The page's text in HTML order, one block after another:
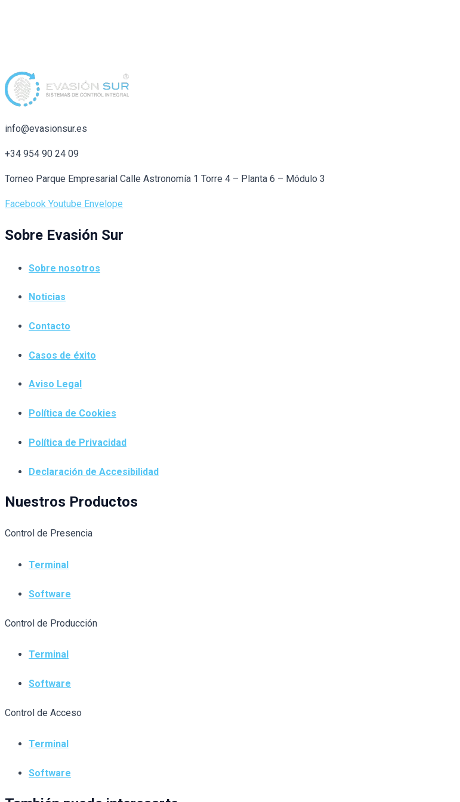
info@evasionsur.es
+34 954 90 24 09
Torneo Parque Empresarial Calle Astronomía 1 Torre 4 – Planta 6 – Módulo 3
Facebook Youtube Envelope
Sobre Evasión Sur
Sobre nosotros
Noticias
Contacto
Casos de éxito
Aviso Legal
Política de Cookies
Política de Privacidad
Declaración de Accesibilidad
Nuestros Productos
Control de Presencia
Terminal
Software
Control de Producción
Terminal
Software
Control de Acceso
Terminal
Software